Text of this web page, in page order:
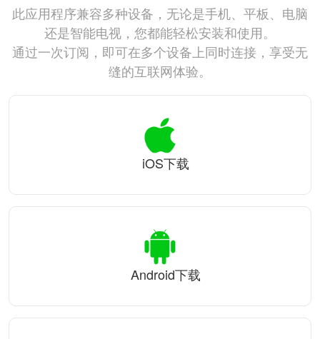
此应用程序兼容多种设备，无论是手机、平板、电脑
还是智能电视，您都能轻松安装和使用。
通过一次订阅，即可在多个设备上同时连接，享受无
缝的互联网体验。
iOS下载
Android下载